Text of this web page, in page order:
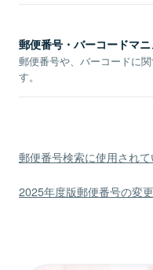
郵便番号・バーコードマ
郵便番号や、バーコードに
す。
郵便番号検索に使用され
2025年度版郵便番号の変